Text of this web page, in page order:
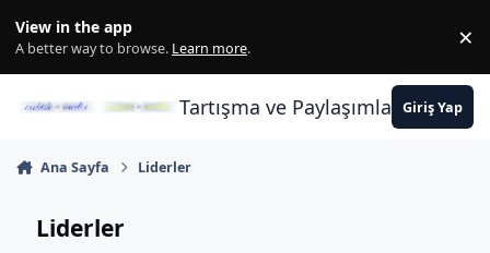
View in the app
A better way to browse. Learn more. ×
Tartışma ve PaylaşımlarınGiriş Yap
Ana Sayfa Liderler
Liderler